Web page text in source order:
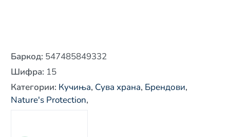
Баркод: 547485849332
Шифра: 15
Категории: Кучиња, Сува храна, Брендови,
Nature's Protection,